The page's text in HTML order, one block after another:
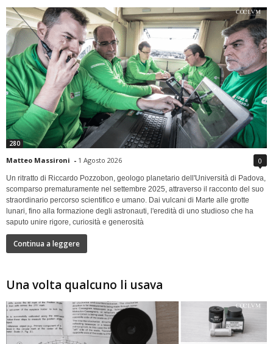
280
Matteo Massironi - 1 Agosto 2026 0
Un ritratto di Riccardo Pozzobon, geologo planetario dell'Università di Padova,
scomparso prematuramente nel settembre 2025, attraverso il racconto del suo
straordinario percorso scientifico e umano. Dai vulcani di Marte alle grotte
lunari, fino alla formazione degli astronauti, l'eredità di uno studioso che ha
saputo unire rigore, curiosità e generosità
Continua a leggere
Una volta qualcuno li usava